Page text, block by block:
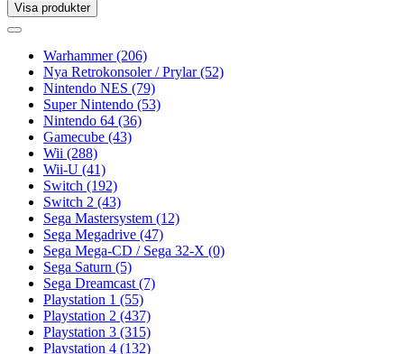
Visa produkter
Toggle
Toggle
navigationWarhammer(206)
Nya Retrokonsoler / Prylar(52)
Nintendo NES (79)
Super Nintendo (53)
Nintendo 64 (36)
Gamecube (43)
Wii (288)
Wii-U (41)
Switch (192)
Switch 2 (43)
Sega Mastersystem (12)
Sega Megadrive (47)
Sega Mega-CD / Sega 32-X (0)
Sega Saturn (5)
Sega Dreamcast (7)
Playstation 1 (55)
Playstation 2 (437)
Playstation 3 (315)
Playstation 4 (132)